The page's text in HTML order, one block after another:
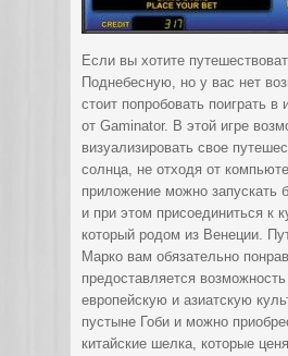
Если вы хотите
Поднебесную, но у вас нет
стоит попробовать поиграть в
от Gaminator. В этой игре
визуализировать свое
солнца, не отходя от
приложение можно запускать
и при этом присоединиться к
который родом из Венеции.
Марко вам обязательно
предоставляется
европейскую и азиатскую
пустыне Гоби и можно
китайские шелка, которые